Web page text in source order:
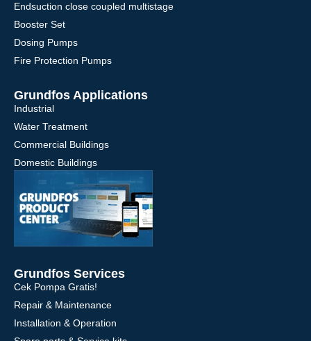
Endsuction close coupled multistage
Booster Set
Dosing Pumps
Fire Protection Pumps
Grundfos Applications
Industrial
Water Treatment
Commercial Buildings
Domestic Buildings
Grundfos Services
Cek Pompa Gratis!
Repair & Maintenance
Installation & Operation